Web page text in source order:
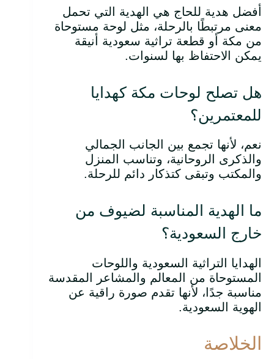
أفضل هدية للحاج هي الهدية التي تحمل
معنى مرتبطًا بالرحلة، مثل لوحة مستوحاة
من مكة أو قطعة تراثية سعودية أنيقة
يمكن الاحتفاظ بها لسنوات.
هل تصلح لوحات مكة كهدايا
للمعتمرين؟
نعم، لأنها تجمع بين الجانب الجمالي
والذكرى الروحانية، وتناسب المنزل
والمكتب وتبقى كتذكار دائم للرحلة.
ما الهدية المناسبة لضيوف من
خارج السعودية؟
الهدايا التراثية السعودية واللوحات
المستوحاة من المعالم والمشاعر المقدسة
مناسبة جدًا، لأنها تقدم صورة راقية عن
الهوية السعودية.
الخلاصة